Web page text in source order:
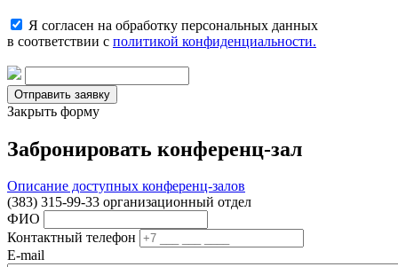
Я согласен на обработку персональных данных
в соответствии с политикой конфиденциальности.
Закрыть форму
Забронировать конференц-зал
Описание доступных конференц-залов
(383) 315-99-33 организационный отдел
ФИО
Контактный телефон
E-mail